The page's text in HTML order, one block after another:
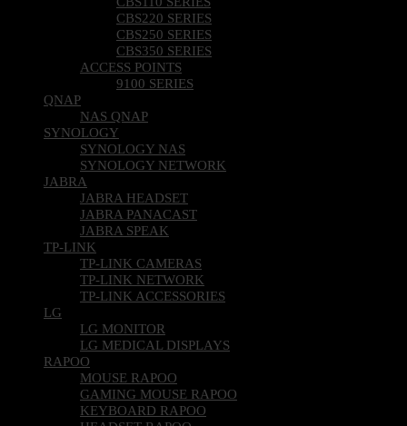
CBS220 SERIES
CBS250 SERIES
CBS350 SERIES
ACCESS POINTS
9100 SERIES
QNAP
NAS QNAP
SYNOLOGY
SYNOLOGY NAS
SYNOLOGY NETWORK
JABRA
JABRA HEADSET
JABRA PANACAST
JABRA SPEAK
TP-LINK
TP-LINK CAMERAS
TP-LINK NETWORK
TP-LINK ACCESSORIES
LG
LG MONITOR
LG MEDICAL DISPLAYS
RAPOO
MOUSE RAPOO
GAMING MOUSE RAPOO
KEYBOARD RAPOO